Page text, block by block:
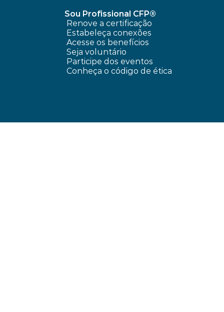
Sou Profissional CFP®
Renove a certificação
Estabeleça conexões
Acesse os benefícios
Seja voluntário
Participe dos eventos
Conheça o código de ética